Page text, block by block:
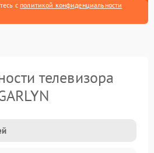
с политикой конфиденциальности
телевизора